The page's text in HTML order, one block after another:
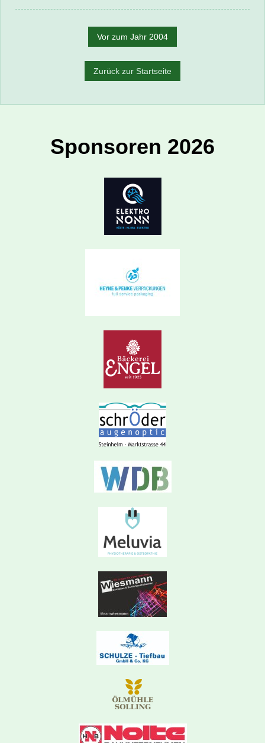
Vor zum Jahr 2004
Zurück zur Startseite
Sponsoren 2026